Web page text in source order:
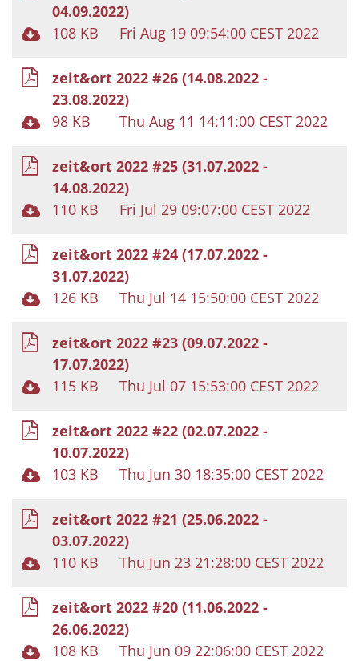
04.09.2022)
108 KB
Fri Aug 19 09:54:00 CEST 2022
zeit&ort 2022 #26 (14.08.2022 -
23.08.2022)
98 KB
Thu Aug 11 14:11:00 CEST 2022
zeit&ort 2022 #25 (31.07.2022 -
14.08.2022)
110 KB
Fri Jul 29 09:07:00 CEST 2022
zeit&ort 2022 #24 (17.07.2022 -
31.07.2022)
126 KB
Thu Jul 14 15:50:00 CEST 2022
zeit&ort 2022 #23 (09.07.2022 -
17.07.2022)
115 KB
Thu Jul 07 15:53:00 CEST 2022
zeit&ort 2022 #22 (02.07.2022 -
10.07.2022)
103 KB
Thu Jun 30 18:35:00 CEST 2022
zeit&ort 2022 #21 (25.06.2022 -
03.07.2022)
110 KB
Thu Jun 23 21:28:00 CEST 2022
zeit&ort 2022 #20 (11.06.2022 -
26.06.2022)
108 KB
Thu Jun 09 22:06:00 CEST 2022